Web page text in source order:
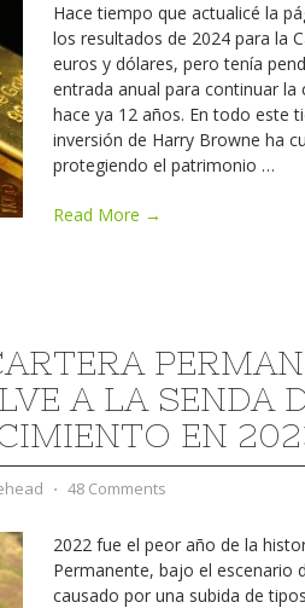
Hace tiempo que actualicé la
los resultados de 2024 para la
euros y dólares, pero tenía
entrada anual para continuar la
hace ya 12 años. En todo este
inversión de Harry Browne ha
protegiendo el patrimonio …
Read More →
A LA SENDA
EN
⋅ 48 Comments
2022 fue el peor año de la
Permanente, bajo el escenario
causado por una subida de